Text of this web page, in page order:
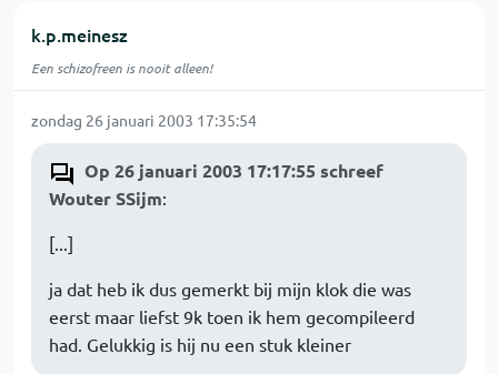
k.p.meinesz
Een schizofreen is nooit alleen!
zondag 26 januari 2003 17:35:54
Op 26 januari 2003 17:17:55 schreef
Wouter SSijm:
[...]
ja dat heb ik dus gemerkt bij mijn klok die was
eerst maar liefst 9k toen ik hem gecompileerd
had. Gelukkig is hij nu een stuk kleiner